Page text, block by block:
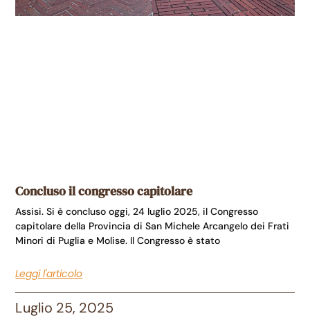
Concluso il congresso capitolare
Assisi. Si è concluso oggi, 24 luglio 2025, il Congresso
capitolare della Provincia di San Michele Arcangelo dei Frati
Minori di Puglia e Molise. Il Congresso è stato
Leggi l'articolo
Luglio 25, 2025